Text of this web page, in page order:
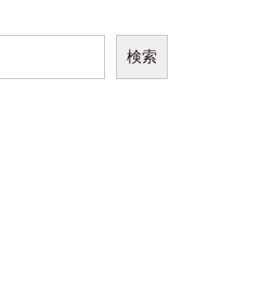
検索